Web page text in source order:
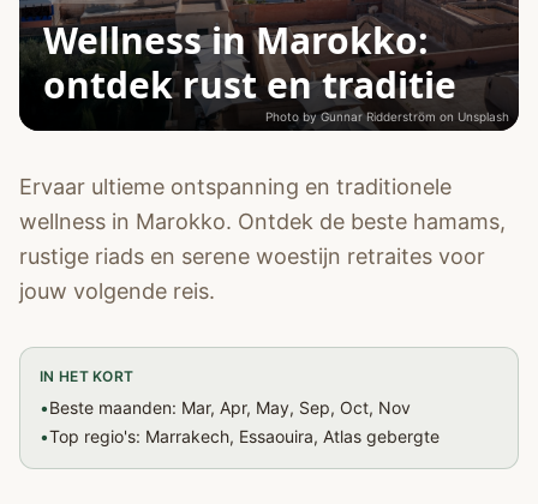
Wellness in Marokko:
ontdek rust en traditie
Photo byGunnar Ridderström on Unsplash
Ervaar ultieme ontspanning en traditionele
wellness in Marokko. Ontdek de beste hamams,
rustige riads en serene woestijn retraites voor
jouw volgende reis.
IN HET KORT
•Beste maanden: Mar, Apr, May, Sep, Oct, Nov
•Top regio's: Marrakech, Essaouira, Atlas gebergte